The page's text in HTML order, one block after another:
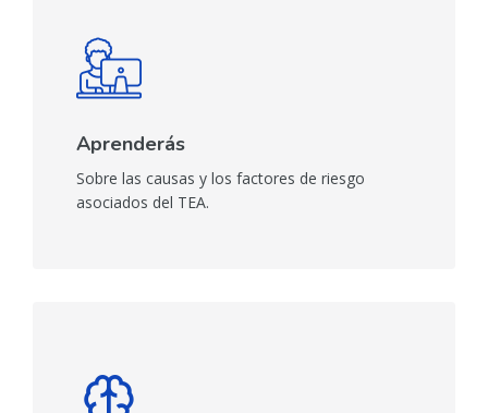
Aprenderás
Sobre las causas y los factores de riesgo
asociados del TEA.